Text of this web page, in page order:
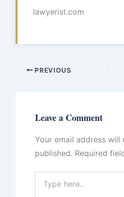
lawyerist.com
PREVIOUS
Leave a Comment
Your email address will
published. Required
here..